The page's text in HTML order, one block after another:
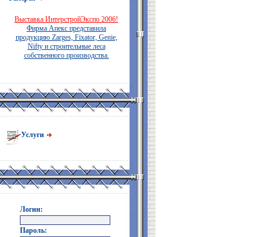
Выставка ИнтерстройЭкспо 2006!
Фирма Апекс представила
продукцию Zarges, Fixator, Genie,
Nifty и строительные леса
собственного производства.
Услуги
Логин:
Пароль: